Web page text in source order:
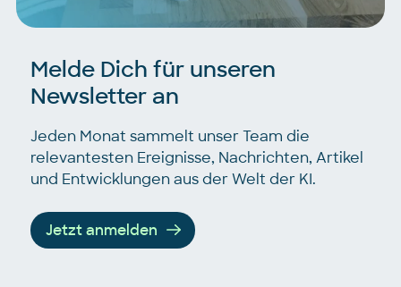
Melde Dich für unseren
Newsletter an
Jeden Monat sammelt unser Team die
relevantesten Ereignisse, Nachrichten, Artikel
und Entwicklungen aus der Welt der KI.
Jetzt anmelden